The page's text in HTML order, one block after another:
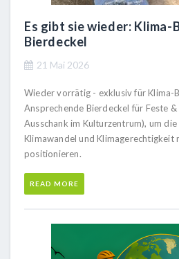
Es gibt sie wieder: Klima-
Bierdeckel
21 Mai 2026
Wieder vorrätig - exklusiv für Klima-
Ansprechende Bierdeckel für Feste
Ausschank im Kulturzentrum), um
Klimawandel und Klimagerechtigkeit
positionieren.
READ MORE